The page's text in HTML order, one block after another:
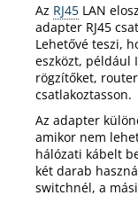
Az RJ45 LAN
adapter RJ45
Lehetővé teszi,
eszközt, például
rögzítőket,
csatlakoztasson.
Az adapter
amikor nem
hálózati kábelt
két darab
switchnél, a